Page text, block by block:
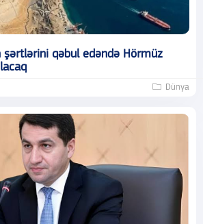
şərtlərini qəbul edəndə Hörmüz
Dünya